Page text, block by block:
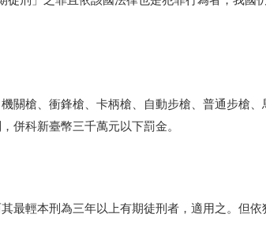
關槍、衝鋒槍、卡柄槍、自動步槍、普通步槍、
併科新臺幣三千萬元以下罰金。
最輕本刑 為三年以上有期徒刑者，適用之。但依